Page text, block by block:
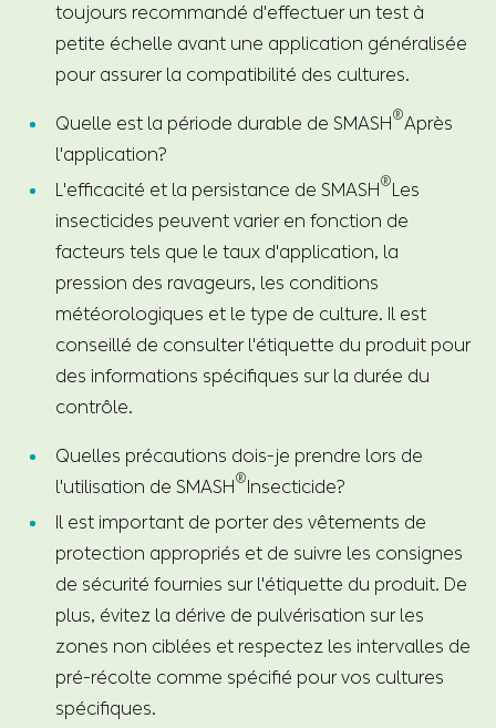
toujours recommandé d'effectuer un test à
petite échelle avant une application généralisée
pour assurer la compatibilité des cultures.
Quelle est la période durable de SMASH®Après
l'application?
L'efficacité et la persistance de SMASH®Les
insecticides peuvent varier en fonction de
facteurs tels que le taux d'application, la
pression des ravageurs, les conditions
météorologiques et le type de culture. Il est
conseillé de consulter l'étiquette du produit pour
des informations spécifiques sur la durée du
contrôle.
Quelles précautions dois-je prendre lors de
l'utilisation de SMASH®Insecticide?
Il est important de porter des vêtements de
protection appropriés et de suivre les consignes
de sécurité fournies sur l'étiquette du produit. De
plus, évitez la dérive de pulvérisation sur les
zones non ciblées et respectez les intervalles de
pré-récolte comme spécifié pour vos cultures
spécifiques.